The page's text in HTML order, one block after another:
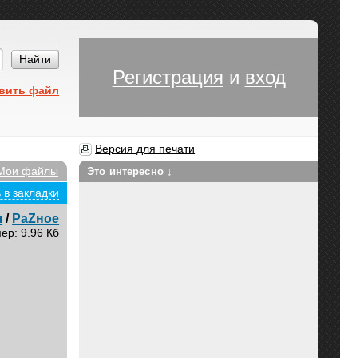
Найти
файл
Регистрация и вход
Версия для печати
файлы
закладки
/ РаZное
9.96 Кб
Это интересно ↓